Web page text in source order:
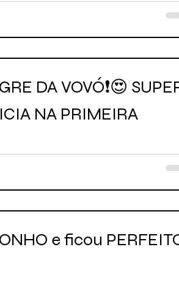
DA VOVÓ❗😍
NA PRIMEIRA
e ficou